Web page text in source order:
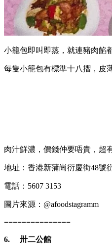
小籠包即叫即蒸，就連豬肉餡
每隻小籠包有標準十八摺，皮
肉汁鮮濃，價錢仲要唔貴，超
地址：香港新蒲崗衍慶街48號
電話：5607 3153
圖片來源：@afoodstagramm
===============
6. 卅二公館